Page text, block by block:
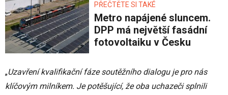
PŘEČTĚTE SI TAKÉ
Metro napájené sluncem.
DPP má největší fasádní
fotovoltaiku v Česku
„Uzavření kvalifikační fáze soutěžního dialogu je pro nás
klíčovým milníkem. Je potěšující, že oba uchazeči splnili